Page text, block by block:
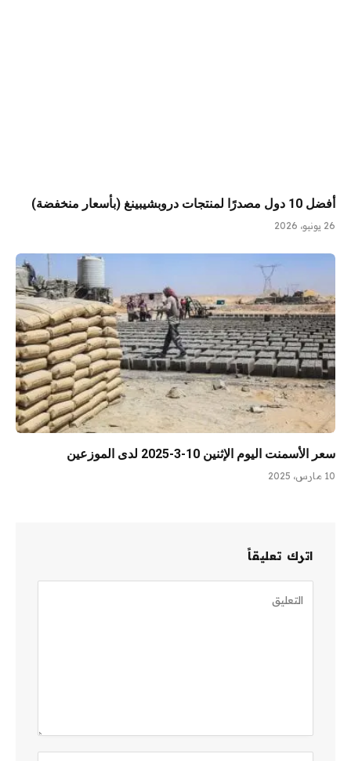
أفضل 10 دول مصدرًا لمنتجات دروبشيبينغ (بأسعار منخفضة)
26 يونيو، 2026
سعر الأسمنت اليوم الإثنين 10-3-2025 لدى الموزعين
10 مارس، 2025
اترك تعليقاً